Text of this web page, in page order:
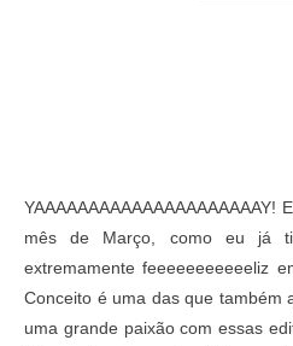
mês de Março, como eu já
extremamente feeeeeeeeeeeliz
Conceito é uma das que também
uma grande paixão com essas